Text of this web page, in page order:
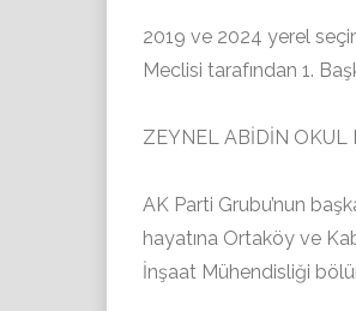
2019 ve 2024 yerel
Meclisi tarafından 1.
ZEYNEL ABİDİN OKUL
AK Parti Grubu’nun
hayatına Ortaköy ve
İnşaat Mühendisliği